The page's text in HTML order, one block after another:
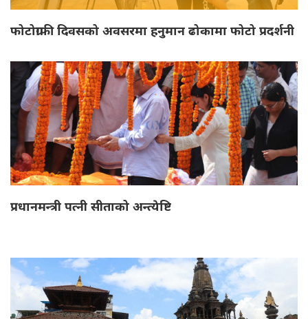
फोटोग्राफी दिवसको अवसरमा हनुमान ढोकामा फोटो प्रदर्शनी
प्रधानमन्त्री पत्नी सीताको अन्त्येष्टि